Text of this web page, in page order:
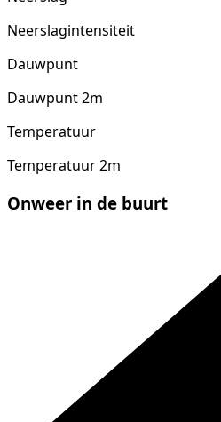
Neerslagintensiteit
Dauwpunt
Dauwpunt 2m
Temperatuur
Temperatuur 2m
Onweer in de buurt